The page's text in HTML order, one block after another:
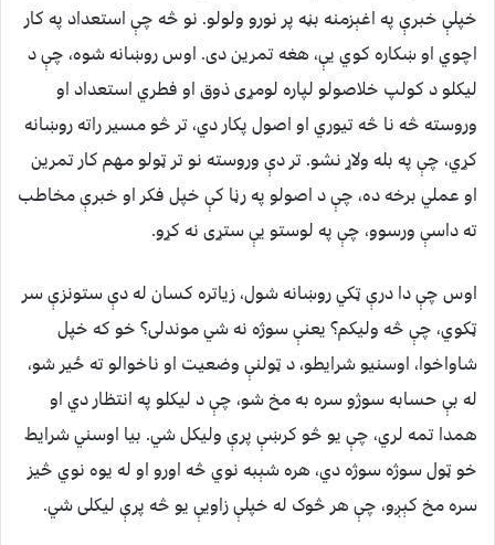
خپلې خبرې په اغېزمنه بڼه پر نورو ولولو. نو څه چې استعداد په کار
اچوي او ښکاره کوي يې، هغه تمرین دی. اوس روښانه شوه، چې د
لیکلو د کولپ خلاصولو لپاره لومړی ذوق او فطري استعداد او
وروسته څه نا څه تیوري او اصول پکار دي، تر څو مسیر راته روښانه
کړي، چې په بله ولاړ نشو. تر دې وروسته نو تر ټولو مهم کار تمرین
او عملي برخه ده، چې د اصولو په رڼا کې خپل فکر او خبرې مخاطب
ته داسې ورسوو، چې په لوستو يې ستړی نه کړو.
اوس چې دا درې ټکي روښانه شول، زیاتره کسان له دې ستونزې سر
ټکوي، چې څه ولیکم؟ یعنې سوژه نه شي موندلی؟ خو که خپل
شاواخوا، اوسنيو شرایطو، د ټولنې وضعیت او ناخوالو ته ځير شو،
له بې حسابه سوژو سره به مخ شو، چې د لیکلو په انتظار دي او
همدا تمه لري، چې یو څو کرښې پرې ولیکل شي. بیا اوسني شرایط
خو ټول سوژه سوژه دي، هره شېبه نوي څه اورو او له یوه نوي څیز
سره مخ کېږو، چې هر څوک له خپلې زاویې یو څه پرې لیکلی شي.